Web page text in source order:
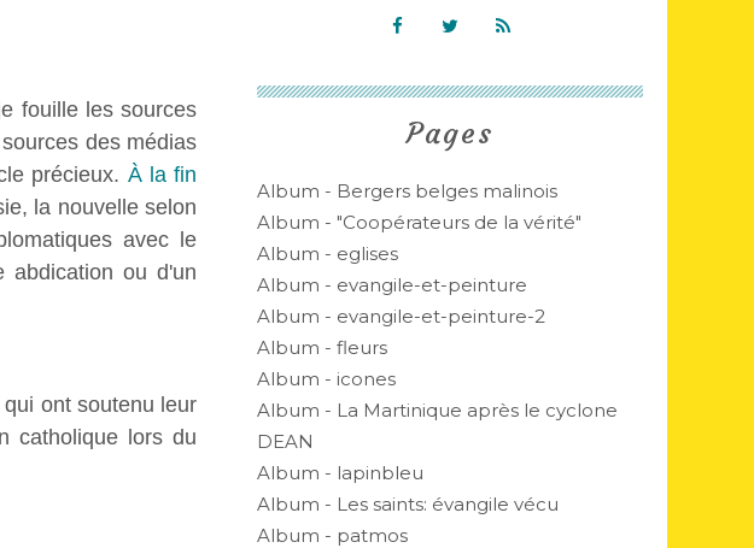
fouille les sources
des médias
précieux. À la fin
la nouvelle selon
avec le
abdication ou d'un
ont soutenu leur
catholique lors du
Pages
Album - Bergers belges malinois
Album - "Coopérateurs de la vérité"
Album - eglises
Album - evangile-et-peinture
Album - evangile-et-peinture-2
Album - fleurs
Album - icones
Album - La Martinique après le cyclone
DEAN
Album - lapinbleu
Album - Les saints: évangile vécu
Album - patmos